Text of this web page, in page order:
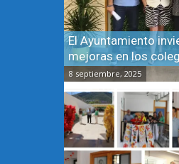
El Ayuntamiento
mejoras en los
8 septiembre, 2025